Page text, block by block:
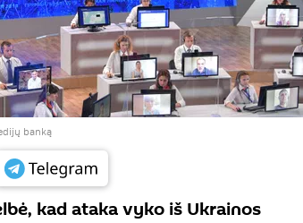
banką
kad ataka vyko iš Ukrainos